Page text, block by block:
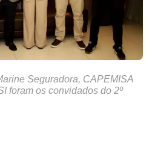
Seguradora, CAPEMISA
foram os convidados do 2º